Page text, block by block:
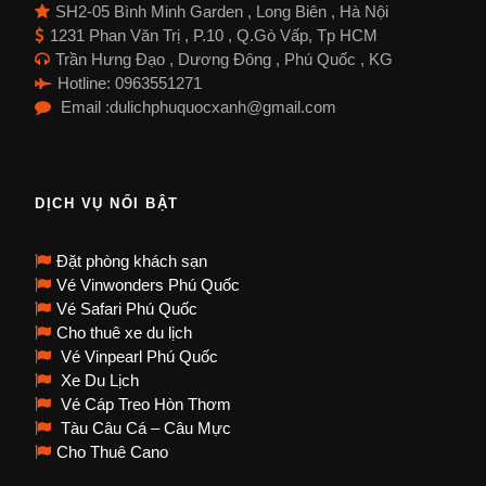
SH2-05 Bình Minh Garden , Long Biên , Hà Nội
1231 Phan Văn Trị , P.10 , Q.Gò Vấp, Tp HCM
Trần Hưng Đạo , Dương Đông , Phú Quốc , KG
Hotline: 0963551271
Email :dulichphuquocxanh@gmail.com
DỊCH VỤ NỔI BẬT
Đặt phòng khách sạn
Vé Vinwonders Phú Quốc
Vé Safari Phú Quốc
Cho thuê xe du lịch
Vé Vinpearl Phú Quốc
Xe Du Lịch
Vé Cáp Treo Hòn Thơm
Tàu Câu Cá – Câu Mực
Cho Thuê Cano